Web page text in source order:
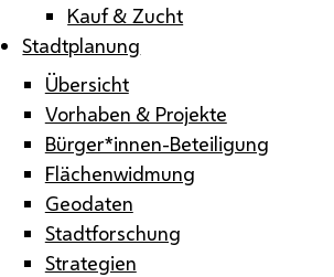
Kauf & Zucht
Stadtplanung
Übersicht
Vorhaben & Projekte
Bürger*innen-Beteiligung
Flächenwidmung
Geodaten
Stadtforschung
Strategien